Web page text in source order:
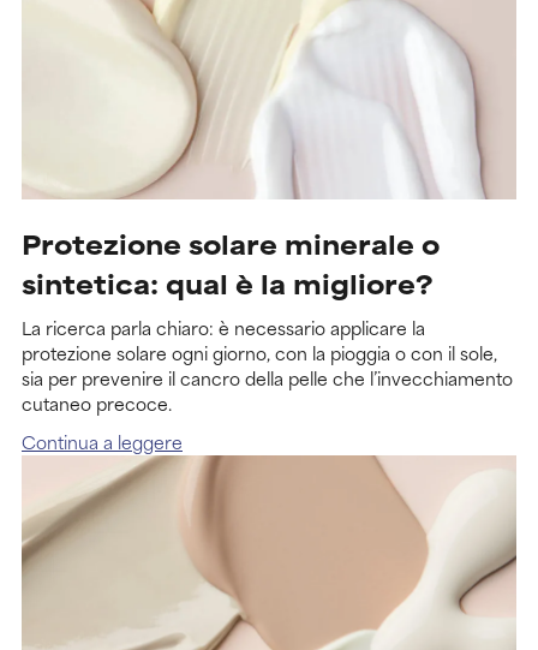
Protezione solare minerale o
sintetica: qual è la migliore?
La ricerca parla chiaro: è necessario applicare la
protezione solare ogni giorno, con la pioggia o con il sole,
sia per prevenire il cancro della pelle che l’invecchiamento
cutaneo precoce.
Continua a leggere